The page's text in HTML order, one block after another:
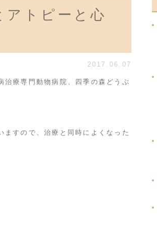
アトピーと心
2017.06.07
治療専門動物病院、四季の森どうぶ
すので、治療と同時によくなった